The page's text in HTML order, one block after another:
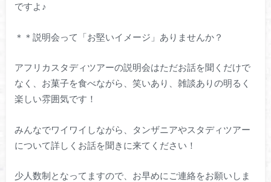
ですよ♪
＊＊説明会って「お堅いイメージ」ありませんか？
アフリカスタディツアーの説明会はただお話を聞くだけで
なく、お菓子を食べながら、笑いあり、雑談ありの明るく
楽しい雰囲気です！
みんなでワイワイしながら、タンザニアやスタディツアー
について詳しくお話を聞きに来てください！
少人数制となってますので、お早めにご連絡をお願いしま